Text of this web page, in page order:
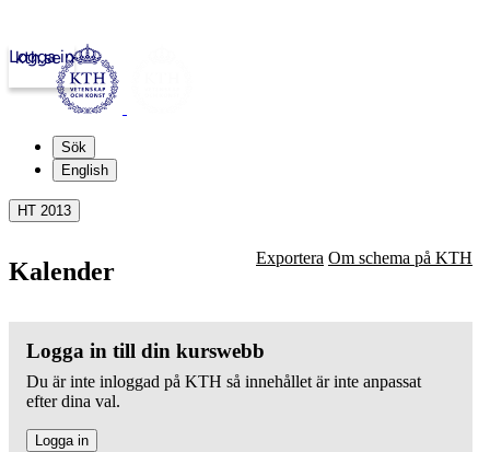
kth.se
Logga in
Sök
English
HT 2013
Kalender Exportera Om schema på KTH
Logga in till din kurswebb
Du är inte inloggad på KTH så innehållet är inte anpassat
efter dina val.
Logga in